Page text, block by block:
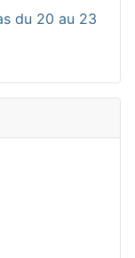
du 20 au 23